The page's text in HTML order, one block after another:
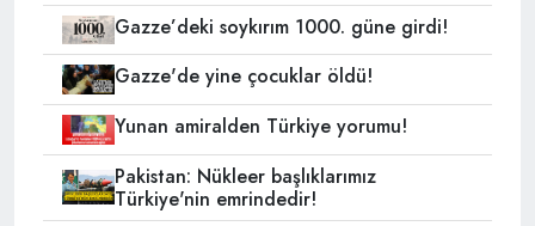
Gazze’deki soykırım 1000. güne girdi!
Gazze'de yine çocuklar öldü!
Yunan amiralden Türkiye yorumu!
Pakistan: Nükleer başlıklarımız
Türkiye'nin emrindedir!